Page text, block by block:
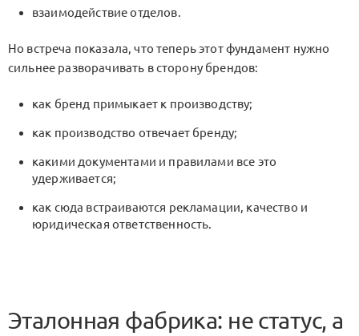
взаимодействие отделов.
Но встреча показала, что теперь этот фундамент нужно
сильнее разворачивать в сторону брендов:
как бренд примыкает к производству;
как производство отвечает бренду;
какими документами и правилами все это
удерживается;
как сюда встраиваются рекламации, качество и
юридическая ответственность.
Эталонная фабрика: не статус, а